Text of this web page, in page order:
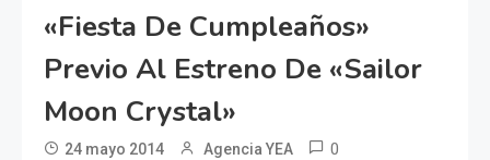
«Fiesta De Cumpleaños»
Previo Al Estreno De «Sailor
Moon Crystal»
24 mayo 2014 Agencia YEA 0